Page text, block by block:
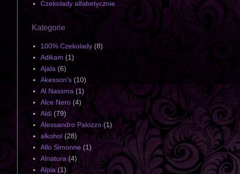
Czekolady alfabetycznie
Kategorie
100% Czekolady (8)
Adikam (1)
Ajala (6)
Akesson's (10)
Al Nassma (1)
Alce Nero (4)
Aldi (79)
Alessandro Palozzo (1)
alkohol (28)
Allo Simonne (1)
Alnatura (4)
Alpia (1)